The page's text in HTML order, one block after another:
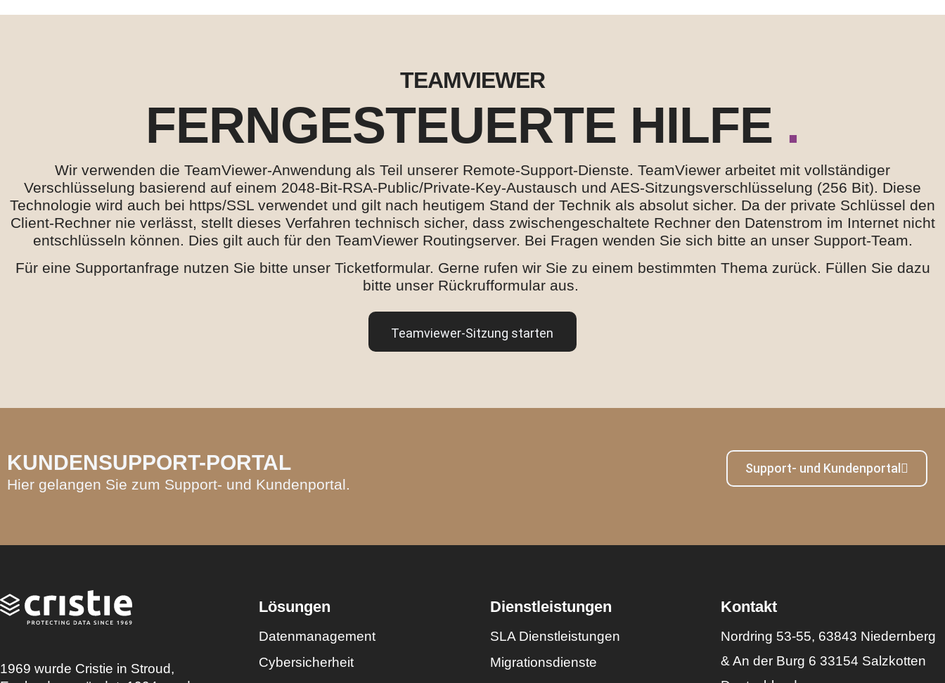
TEAMVIEWER
FERNGESTEUERTE HILFE .
Wir verwenden die TeamViewer-Anwendung als Teil unserer Remote-Support-Dienste. TeamViewer arbeitet mit vollständiger
Verschlüsselung basierend auf einem 2048-Bit-RSA-Public/Private-Key-Austausch und AES-Sitzungsverschlüsselung (256 Bit). Diese
Technologie wird auch bei https/SSL verwendet und gilt nach heutigem Stand der Technik als absolut sicher. Da der private Schlüssel den
Client-Rechner nie verlässt, stellt dieses Verfahren technisch sicher, dass zwischengeschaltete Rechner den Datenstrom im Internet nicht
entschlüsseln können. Dies gilt auch für den TeamViewer Routingserver. Bei Fragen wenden Sie sich bitte an unser Support-Team.
Für eine Supportanfrage nutzen Sie bitte unser Ticketformular. Gerne rufen wir Sie zu einem bestimmten Thema zurück. Füllen Sie dazu
bitte unser Rückrufformular aus.
Teamviewer-Sitzung starten
KUNDENSUPPORT-PORTAL
Hier gelangen Sie zum Support- und Kundenportal.
Support- und Kundenportal
1969 wurde Cristie in Stroud,
Lösungen
Datenmanagement
Cybersicherheit
Dienstleistungen
SLA Dienstleistungen
Migrationsdienste
Kontakt
Nordring 53-55, 63843 Niedernberg
& An der Burg 6 33154 Salzkotten